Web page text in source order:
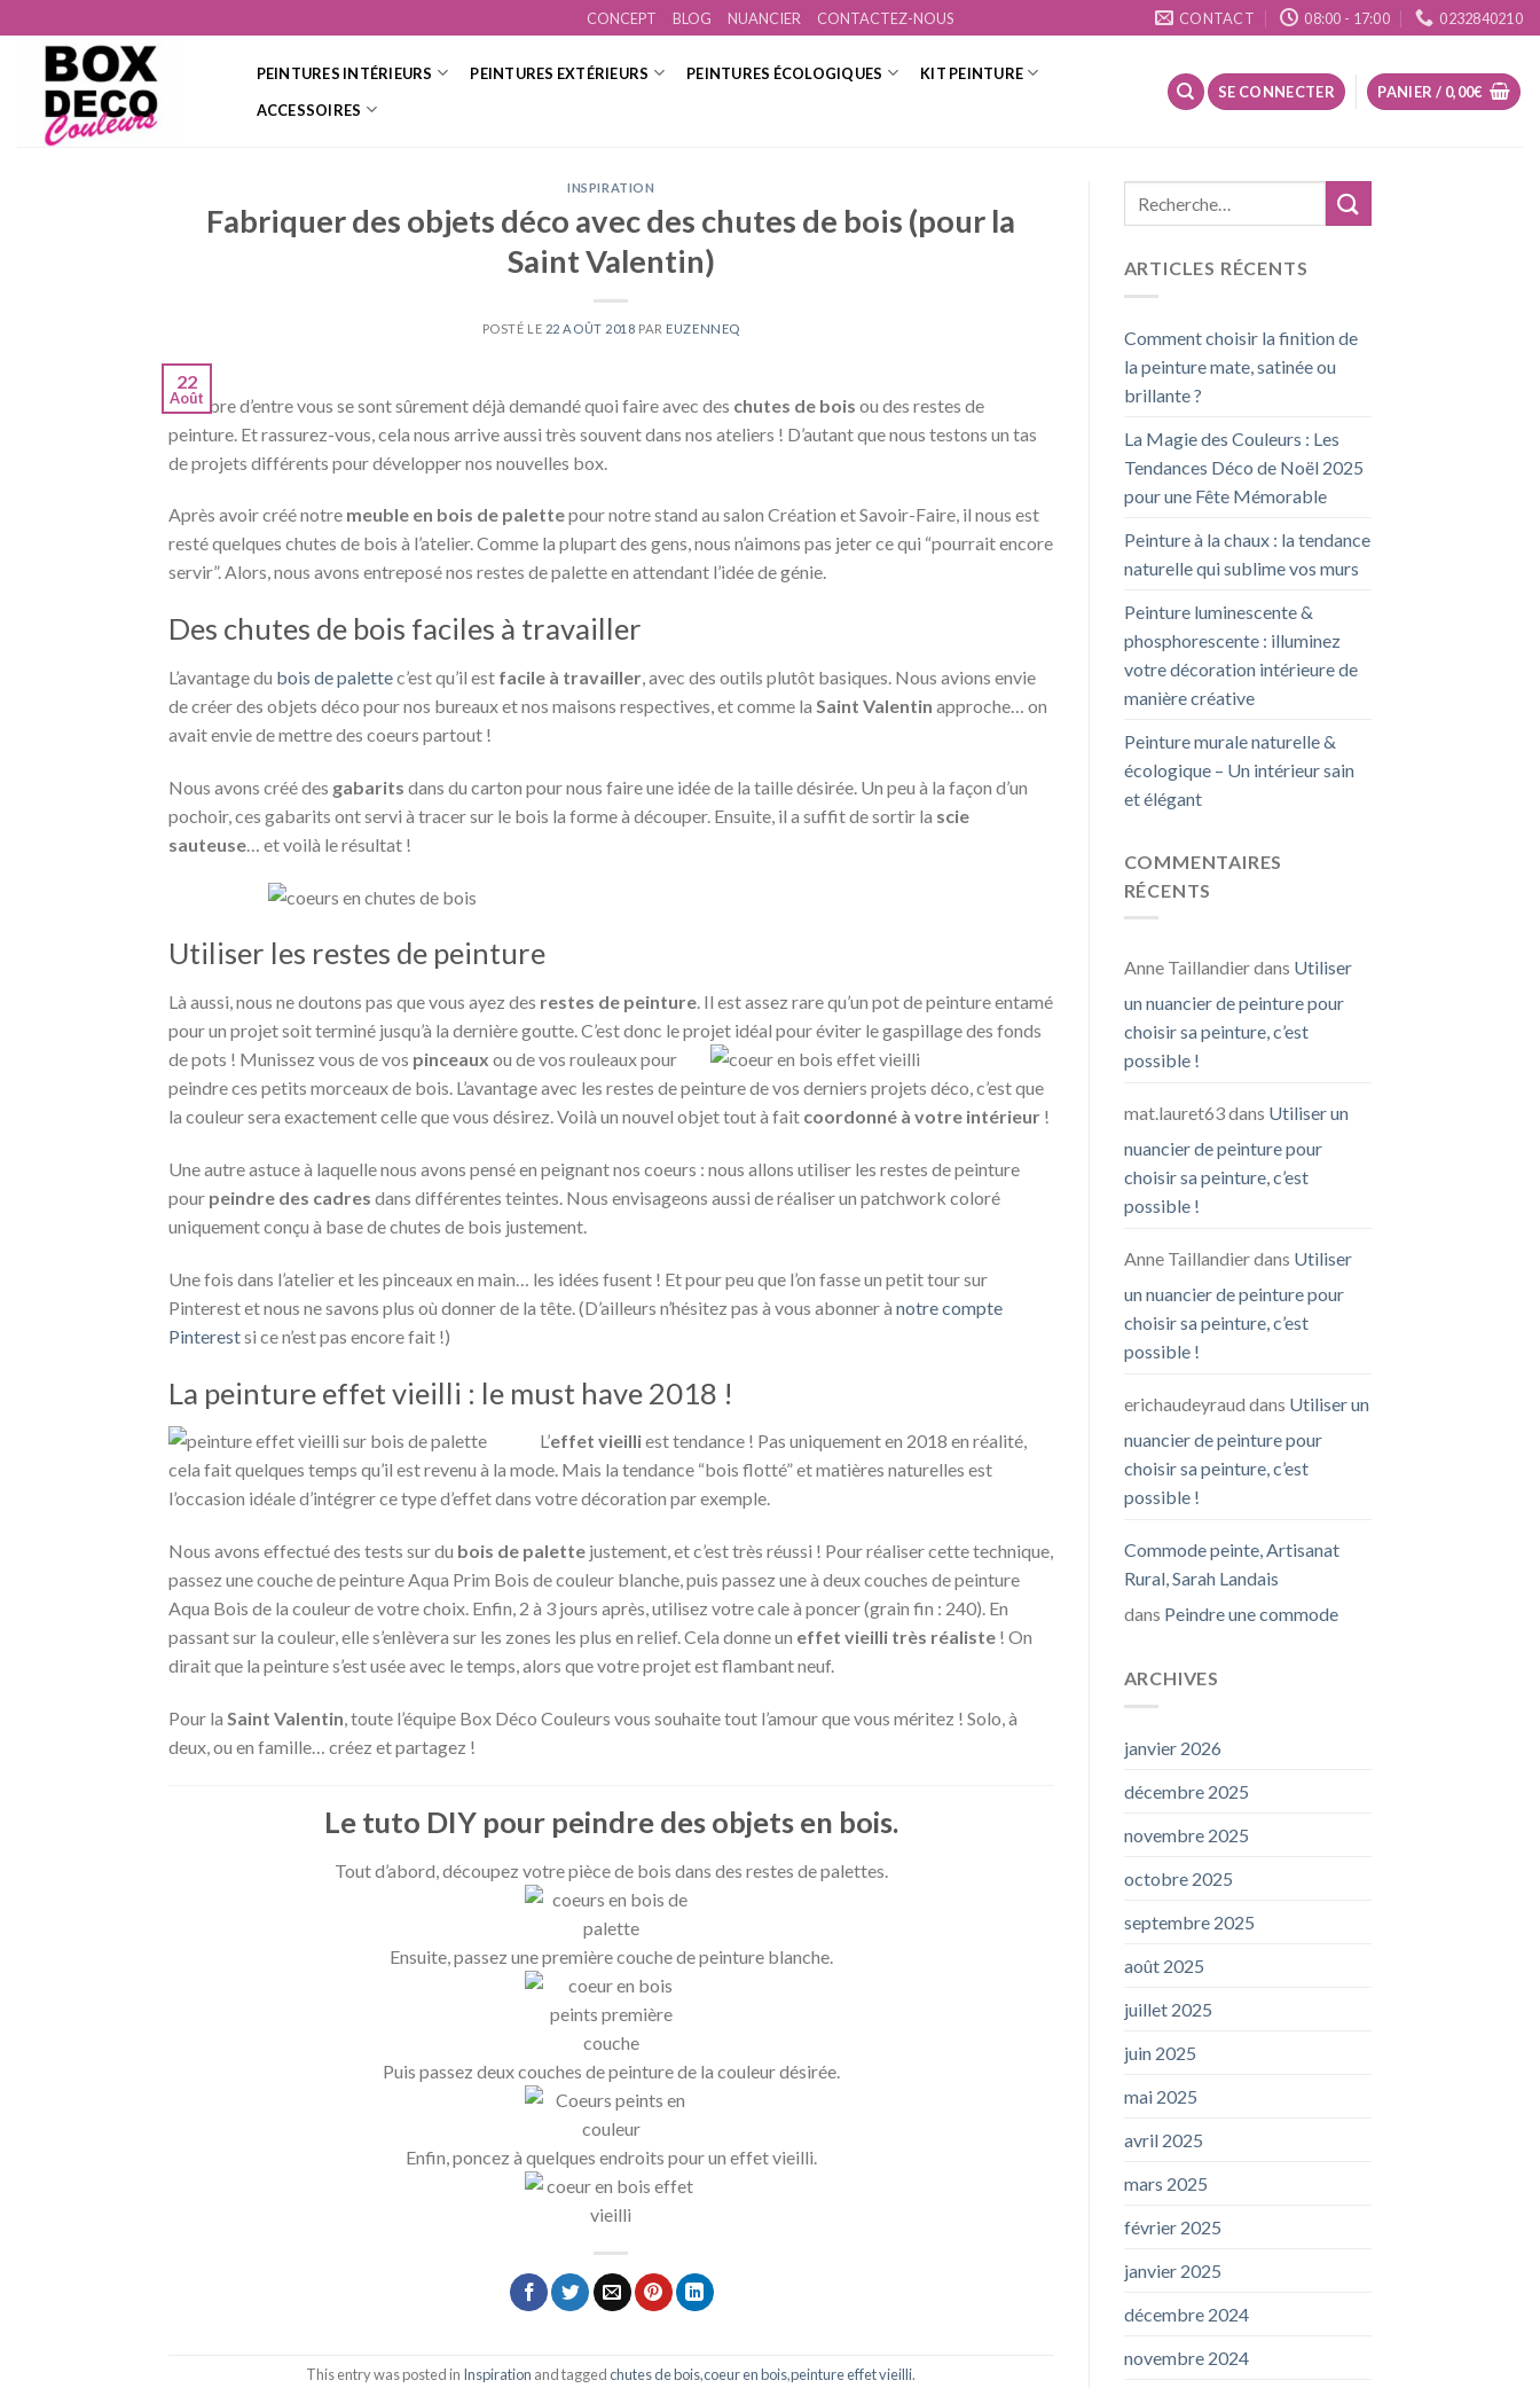
to
content
CONCEPT BLOG NUANCIER CONTACTEZ-NOUS CONTACT 08:00 - 17:00 0232840210
PEINTURES INTÉRIEURS PEINTURES EXTÉRIEURS PEINTURES ÉCOLOGIQUES
KIT PEINTURE
ACCESSOIRES
SE CONNECTER PANIER / 0,00€
INSPIRATION
Fabriquer des objets déco avec des chutes de bois (pour la
Saint Valentin)
POSTÉ LE 22 AOÛT 2018 PAR EUZENNEQ
22
Août
Nombre d’entre vous se sont sûrement déjà demandé quoi faire avec des chutes de bois ou des restes de
peinture. Et rassurez-vous, cela nous arrive aussi très souvent dans nos ateliers ! D’autant que nous testons un tas
de projets différents pour développer nos nouvelles box.
Après avoir créé notre meuble en bois de palettepour notre stand au salon Création et Savoir-Faire, il nous est
resté quelques chutes de bois à l’atelier. Comme la plupart des gens, nous n’aimons pas jeter ce qui “pourrait encore
servir”. Alors, nous avons entreposé nos restes de palette en attendant l’idée de génie.
Des chutes de bois faciles à travailler
L’avantage du bois de palettec’est qu’il est facile à travailler, avec des outils plutôt basiques. Nous avions envie
de créer des objets déco pour nos bureaux et nos maisons respectives, et comme la Saint Valentin approche… on
avait envie de mettre des coeurs partout !
Nous avons créé des gabarits dans du carton pour nous faire une idée de la taille désirée. Un peu à la façon d’un
pochoir, ces gabarits ont servi à tracer sur le bois la forme à découper. Ensuite, il a suffit de sortir la scie
sauteuse … et voilà le résultat !
Utiliser les restes de peinture
Là aussi, nous ne doutons pas que vous ayez des restes de peinture. Il est assez rare qu’un pot de peinture entamé
pour un projet soit terminé jusqu’à la dernière goutte. C’est donc le projet idéal pour éviter le gaspillage des fonds
de pots ! Munissez vous de vos pinceaux ou devos rouleaux pour
peindre ces petits morceaux de bois. L’avantage avec les restes de peinture de vos derniers projets déco, c’est que
la couleur sera exactement celle que vous désirez. Voilà un nouvel objet tout à fait coordonné à votre intérieur !
Une autre astuce à laquelle nous avons pensé en peignant nos coeurs : nous allons utiliser les restes de peinture
pour peindre des cadres dans différentes teintes. Nous envisageons aussi de réaliser un patchwork coloré
uniquement conçu à base de chutes de bois justement.
Une fois dans l’atelier et les pinceaux en main… les idées fusent ! Et pour peu que l’on fasse un petit tour sur
Pinterest et nous ne savons plus où donner de la tête. (D’ailleurs n’hésitez pas à vous abonner à notre compte
Pinterestsi ce n’est pas encore fait !)
La peinture effet vieilli : le must have 2018 !
L’effet vieilliest tendance ! Pas uniquement en 2018 en réalité,
cela fait quelques temps qu’il est revenu à la mode. Mais la tendance “bois flotté” et matières naturelles est
l’occasion idéale d’intégrer ce type d’effet dans votre décoration par exemple.
Nous avons effectué des tests sur du bois de palette justement, et c’est très réussi ! Pour réaliser cette technique,
passez une couche de peinture Aqua Prim Bois de couleur blanche, puis passez une à deux couches de peinture
Aqua Bois de la couleur de votre choix. Enfin, 2 à 3 jours après, utilisez votre cale à poncer (grain fin : 240). En
passant sur la couleur, elle s’enlèvera sur les zones les plus en relief. Cela donne un effet vieilli très réaliste ! On
dirait que la peinture s’est usée avec le temps, alors que votre projet est flambant neuf.
Pour la Saint Valentin, toute l’équipe Box Déco Couleurs vous souhaite tout l’amour que vous méritez ! Solo, à
deux, ou en famille… créez et partagez !
Le tuto DIY pour peindre des objets en bois.
Tout d’abord, découpez votre pièce de bois dans des restes de palettes.
Ensuite, passez une première couche de peinture blanche.
Puis passez deux couches de peinture de la couleur désirée.
Enfin, poncez à quelques endroits pour un effet vieilli.
This entry was posted in Inspiration and taggedchutes de bois,coeur en bois,peinture effet vieilli.
ARTICLES RÉCENTS
Comment choisir la finition de
la peinture mate, satinée ou
brillante ?
La Magie des Couleurs : Les
Tendances Déco de Noël 2025
pour une Fête Mémorable
Peinture à la chaux : la tendance
naturelle qui sublime vos murs
Peinture luminescente &
phosphorescente : illuminez
votre décoration intérieure de
manière créative
Peinture murale naturelle &
écologique – Un intérieur sain
et élégant
COMMENTAIRES
RÉCENTS
Anne Taillandierdans Utiliser
un nuancier de peinture pour
choisir sa peinture, c’est
possible !
mat.lauret63dans Utiliser un
nuancier de peinture pour
choisir sa peinture, c’est
possible !
Anne Taillandierdans Utiliser
un nuancier de peinture pour
choisir sa peinture, c’est
possible !
erichaudeyraud dans Utiliser un
nuancier de peinture pour
choisir sa peinture, c’est
possible !
Commode peinte, Artisanat
Rural, Sarah Landais
dans Peindre une commode
ARCHIVES
janvier 2026
décembre 2025
novembre 2025
octobre 2025
septembre 2025
août 2025
juillet 2025
juin 2025
mai 2025
avril 2025
mars 2025
février 2025
janvier 2025
décembre 2024
novembre 2024